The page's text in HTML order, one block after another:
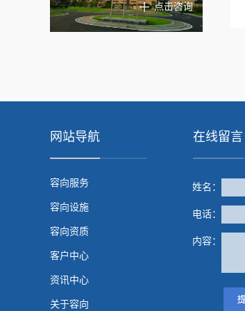
点击咨询
网站导航 在线留言
容向服务
容向设施
容向资质
客户中心
资讯中心
关于容向
姓名：
电话：
内容：